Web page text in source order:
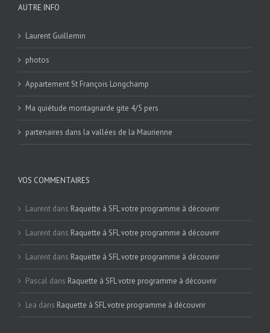
AUTRE INFO
Laurent Guillemin
photos
Appartement St François Longchamp
Ma quiétude montagnarde gite 4/5 pers
partenaires dans la vallées de la Maurienne
VOS COMMENTAIRES
Laurent dans Raquette à SFL votre programme à découvrir
Laurent dans Raquette à SFL votre programme à découvrir
Laurent dans Raquette à SFL votre programme à découvrir
Pascal dans Raquette à SFL votre programme à découvrir
Lea dans Raquette à SFL votre programme à découvrir